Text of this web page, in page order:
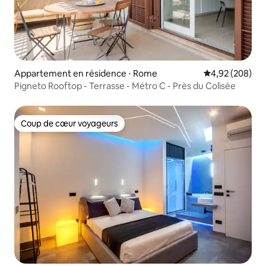
Appartement en résidence ⋅ Rome Évaluation
4,92 (208)
Pigneto Rooftop - Terrasse - Métro C - Près du Colisée
Coup de cœur voyageurs
Coup de cœur voyageurs